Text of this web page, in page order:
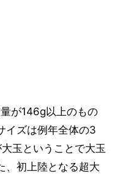
が146g以上のもの
イズは例年全体の3
玉ということで大玉
、初上陸となる超大